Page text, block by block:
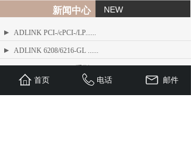
新闻中心 NEW
ADLINK PCI-/cPCI-/LP......
ADLINK 6208/6216-GL ......
ADLINK Angelo RTV 系列......
首页 电话 邮件